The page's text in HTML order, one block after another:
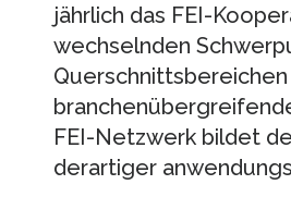
jährlich das FEI-
wechselnden
FEI-Netzwerk bildet
derartiger